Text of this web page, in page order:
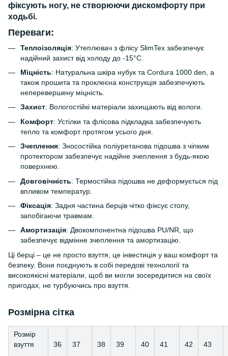
фіксують ногу, не створюючи дискомфорту при
ходьбі.
Переваги:
Теплоізоляція: Утеплювач з флісу SlimTex забезпечує
надійний захист від холоду до -15°C.
Міцність: Натуральна шкіра нубук та Cordura 1000 den, а
також прошита та проклеєна конструкція забезпечують
неперевершену міцність.
Захист: Вологостійкі матеріали захищають від вологи.
Комфорт: Устілки та флісова підкладка забезпечують
тепло та комфорт протягом усього дня.
Зчеплення: Зносостійка поліуретанова підошва з чіпким
протектором забезпечує надійне зчеплення з будь-якою
поверхнею.
Довговічність: Термостійка підошва не деформується під
впливом температур.
Фіксація: Задня частина берців чітко фіксує стопу,
запобігаючи травмам.
Амортизація: Двокомпонентна підошва PU/NR, що
забезпечує відмінне зчеплення та амортизацію.
Ці берці – це не просто взуття, це інвестиція у ваш комфорт та
безпеку. Вони поєднують в собі передові технології та
високоякісні матеріали, щоб ви могли зосередитися на своїх
пригодах, не турбуючись про взуття.
Розмірна сітка
Розмір
взуття
36 37 38 39 40 41 42 43